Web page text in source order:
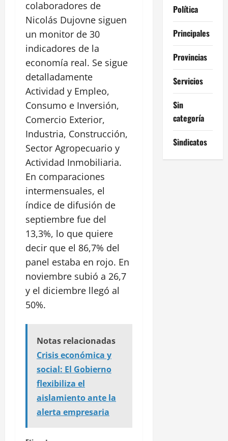
colaboradores de
Nicolás Dujovne siguen
un monitor de 30
indicadores de la
economía real. Se sigue
detalladamente
Actividad y Empleo,
Consumo e Inversión,
Comercio Exterior,
Industria, Construcción,
Sector Agropecuario y
Actividad Inmobiliaria.
En comparaciones
intermensuales, el
índice de difusión de
septiembre fue del
13,3%, lo que quiere
decir que el 86,7% del
panel estaba en rojo. En
noviembre subió a 26,7
y el diciembre llegó al
50%.
Notas relacionadas
Crisis económica y
social: El Gobierno
flexibiliza el
aislamiento ante la
alerta empresaria
Política
Principales
Provincias
Servicios
Sin
categoría
Sindicatos